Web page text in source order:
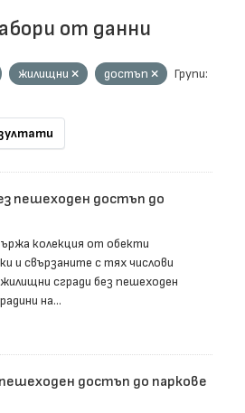
от данни
жилищни достъп
Групи:
пешеходен достъп до
колекция от обекти
и свързаните с тях числови
сгради без пешеходен
на...
достъп до паркове